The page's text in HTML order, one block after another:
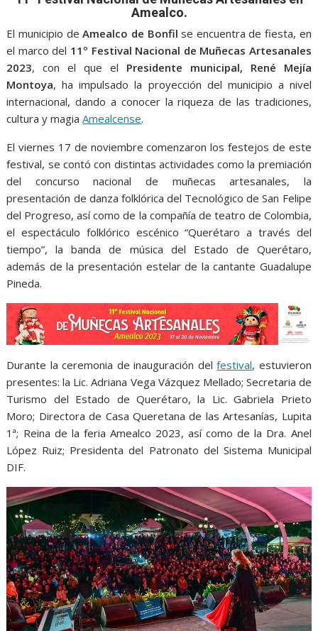
o
k
p
p
g
er
m
Amealco.
El municipio deAmealco de Bonfil se encuentra de fiesta, en
el marco del 11º Festival Nacional de Muñecas Artesanales
2023, con el que el Presidente municipal, René Mejía
Montoya, ha impulsado la proyección del municipio a nivel
internacional, dando a conocer la riqueza de las tradiciones,
cultura y magiaAmealcense.
El viernes 17 de noviembre comenzaron los festejos de este
festival, se contó con distintas actividades como la premiación
del concurso nacional de muñecas artesanales, la
presentación de danza folklórica del Tecnológico de San Felipe
del Progreso, así como de la compañía de teatro de Colombia,
el espectáculo folklórico escénico “Querétaro a través del
tiempo”, la banda de música del Estado de Querétaro,
además de la presentación estelar de la cantante Guadalupe
Pineda.
Durante la ceremonia de inauguración delfestival, estuvieron
presentes: la Lic. Adriana Vega Vázquez Mellado; Secretaria de
Turismo del Estado de Querétaro, la Lic. Gabriela Prieto
Moro; Directora de Casa Queretana de las Artesanías, Lupita
1ª; Reina de la feria Amealco 2023, así como de la Dra. Anel
López Ruiz; Presidenta del Patronato del Sistema Municipal
DIF.